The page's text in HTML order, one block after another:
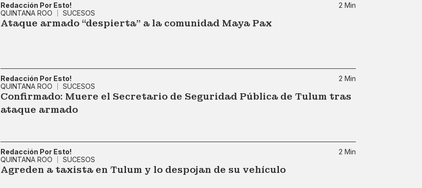
Redacción Por Esto!
2 Min
QUINTANA ROO
SUCESOS
Ataque armado “despierta" a la comunidad Maya Pax
Redacción Por Esto!
2 Min
QUINTANA ROO
SUCESOS
Confirmado: Muere el Secretario de Seguridad Pública de Tulum tras
ataque armado
Redacción Por Esto!
2 Min
QUINTANA ROO
SUCESOS
Agreden a taxista en Tulum y lo despojan de su vehículo